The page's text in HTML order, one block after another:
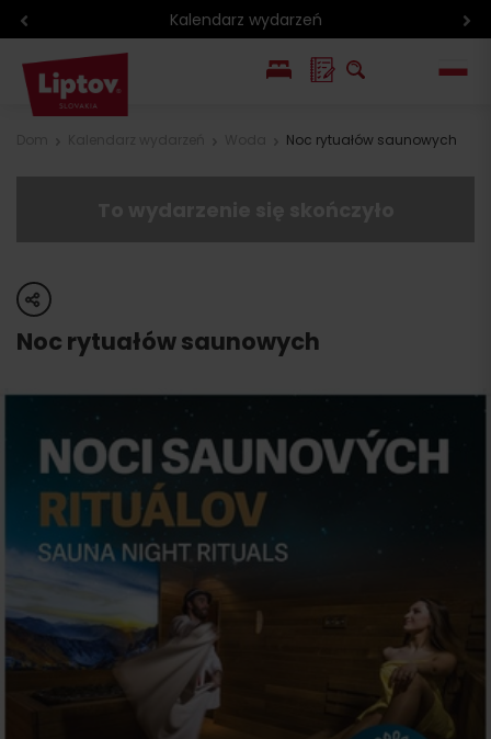
Kalendarz wydarzeń
Noc rytuałów saunowych
share
Noc rytuałów saunowych